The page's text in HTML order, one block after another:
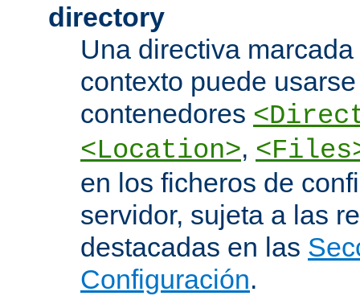
directory
Una directiva
contexto puede
contenedores
<Location>,
en los ficheros de
servidor, sujeta a las
destacadas en las
Configuración.